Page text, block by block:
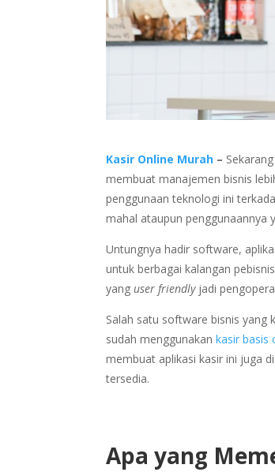
Kasir Online Murah –
membuat manajemen bisnis
penggunaan teknologi ini
mahal ataupun penggunaannya
Untungnya hadir software,
untuk berbagai kalangan
yanguser friendly jadi
Salah satu software bisnis yang
sudah menggunakankasir basis
membuat aplikasi kasir ini juga
tersedia.
Apa yang